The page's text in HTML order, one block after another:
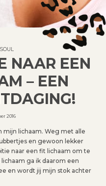
NAAR EEN
– EEN
2016
mijn lichaam. Weg met alle
en gewoon lekker
naar een fit lichaam om te
ga ik daarom een
en wordt jij mijn stok achter